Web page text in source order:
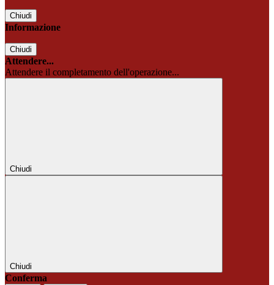
Chiudi
Informazione
Chiudi
Attendere...
Attendere il completamento dell'operazione...
Chiudi
Chiudi
Conferma